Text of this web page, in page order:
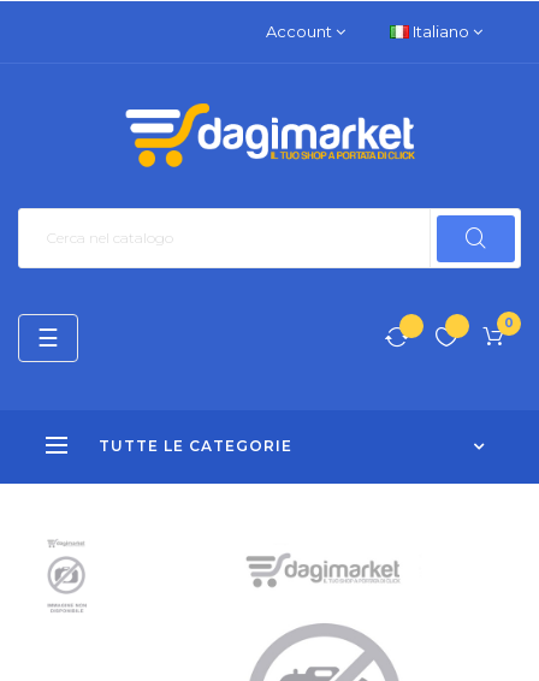
Account Italiano
0
TUTTE LE CATEGORIE
navigazione
Toggle
☰